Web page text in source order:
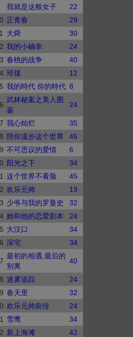
我就是这般女子
22
正青春
29
大舜
30
我的小确幸
24
春桃的战争
40
玲珑
12
我的時代 你的時代 8
武林秘案之美人图
鉴
24
我心灿烂
35
陪你漫步这个世界
46
不可思议的爱情
6
阳光之下
34
这个世界不看脸
45
欢乐元帅
19
少爷与我的罗曼史
32
她和他的恋爱剧本
24
大汉口
34
深宅 34
最初的相遇,最后的
别离
40
迷雾追踪
24
春天里
32
欢乐元帅前传
24
雪鹰
34
新上海滩
42